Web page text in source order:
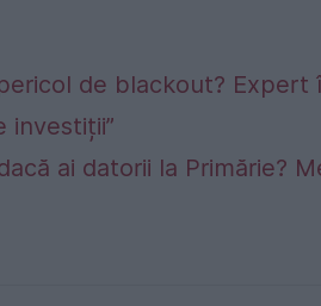
de blackout?
investiții”
ai datorii la Primărie?